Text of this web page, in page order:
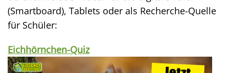
(Smartboard), Tablets oder als Recherche-Quelle
für Schüler:
Eichhörnchen-Quiz